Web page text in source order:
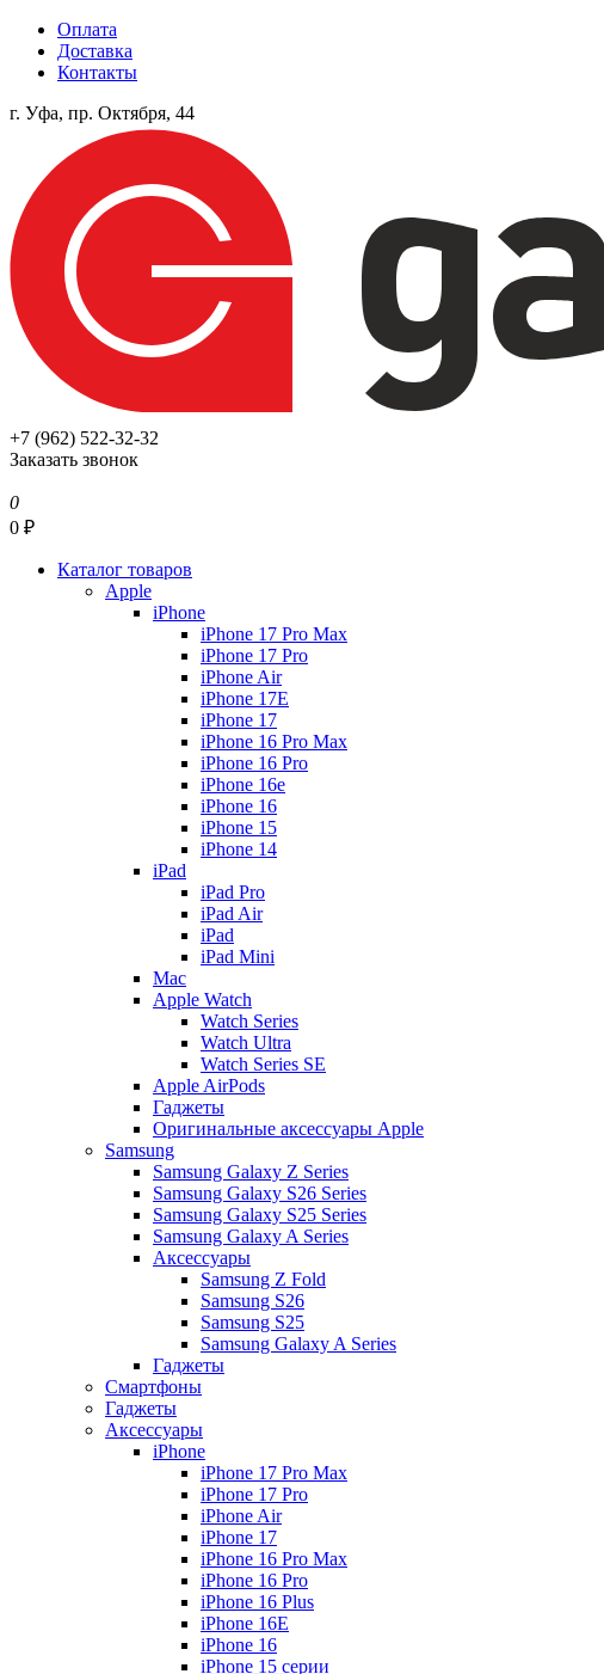
Оплата
Доставка
Контакты
г. Уфа, пр. Октября, 44
+7 (962) 522-32-32
Заказать звонок
0
0 ₽
Каталог товаров
Apple
iPhone
iPhone 17 Pro Max
iPhone 17 Pro
iPhone Air
iPhone 17E
iPhone 17
iPhone 16 Pro Max
iPhone 16 Pro
iPhone 16e
iPhone 16
iPhone 15
iPhone 14
iPad
iPad Pro
iPad Air
iPad
iPad Mini
Mac
Apple Watch
Watch Series
Watch Ultra
Watch Series SE
Apple AirPods
Гаджеты
Оригинальные аксессуары Apple
Samsung
Samsung Galaxy Z Series
Samsung Galaxy S26 Series
Samsung Galaxy S25 Series
Samsung Galaxy A Series
Аксессуары
Samsung Z Fold
Samsung S26
Samsung S25
Samsung Galaxy A Series
Гаджеты
Смартфоны
Гаджеты
Аксессуары
iPhone
iPhone 17 Pro Max
iPhone 17 Pro
iPhone Air
iPhone 17
iPhone 16 Pro Max
iPhone 16 Pro
iPhone 16 Plus
iPhone 16E
iPhone 16
iPhone 15 серии